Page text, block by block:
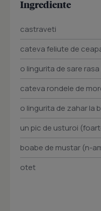
Ingrediente
castraveti
cateva feliute de
o lingurita de sare
cateva rondele de
o lingurita de zahar la
un pic de usturoi
boabe de mustar (n-
otet